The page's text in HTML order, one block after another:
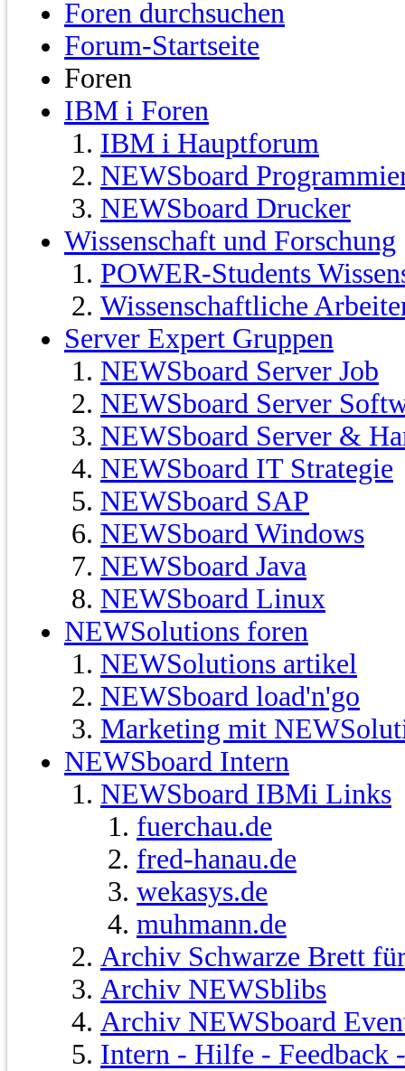
Foren durchsuchen
Forum-Startseite
Foren
IBM i Foren
IBM i Hauptforum
NEWSboard
NEWSboard Drucker
Wissenschaft und Forschung
POWER-Students
Wissenschaftliche
Server Expert Gruppen
NEWSboard Server Job
NEWSboard Server
NEWSboard Server &
NEWSboard IT Strategie
NEWSboard SAP
NEWSboard Windows
NEWSboard Java
NEWSboard Linux
NEWSolutions foren
NEWSolutions artikel
NEWSboard load'n'go
Marketing mit
NEWSboard Intern
NEWSboard IBMi Links
fuerchau.de
fred-hanau.de
wekasys.de
muhmann.de
Archiv Schwarze Brett
Archiv NEWSblibs
Archiv NEWSboard
Intern - Hilfe - Feedback